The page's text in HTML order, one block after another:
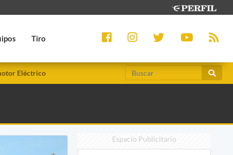
Tiro
Eléctrico
Espacio Publicitario